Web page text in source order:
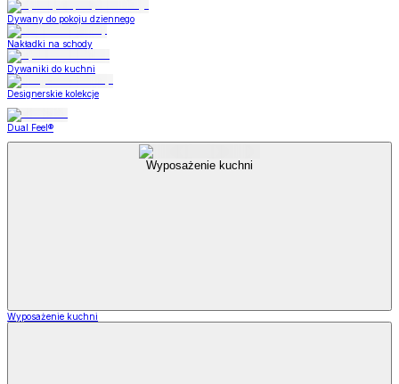
Dywany do pokoju dziennego
Nakładki na schody
Dywaniki do kuchni
Designerskie kolekcje
Dual Feel®
Wyposażenie kuchni
Wyposażenie kuchni